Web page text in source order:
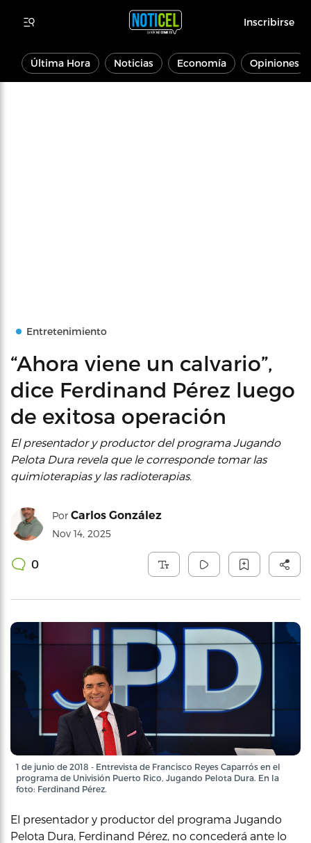
Inscribirse
Última Hora Noticias Economía Opiniones
Entretenimiento
“Ahora viene un calvario”,
dice Ferdinand Pérez luego
de exitosa operación
El presentador y productor del programa Jugando
Pelota Dura revela que le corresponde tomar las
quimioterapias y las radioterapias.
Por Carlos González
Nov 14, 2025
0
1 de junio de 2018 - Entrevista de Francisco Reyes Caparrós en el
programa de Univisión Puerto Rico, Jugando Pelota Dura. En la
foto: Ferdinand Pérez.
El presentador y productor del programa Jugando
Pelota Dura, Ferdinand Pérez, no concederá ante lo